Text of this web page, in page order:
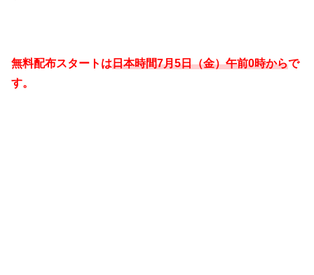
無料配布スタートは日本時間7月5日（金）午前0時からで
す。